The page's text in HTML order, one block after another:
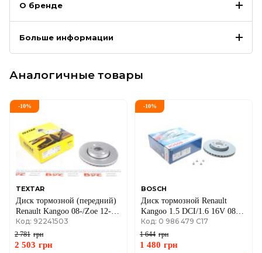
О бренде
Больше информации
Аналогичные товары
-10%
TEXTAR
Диск тормозной (передний)
Renault Kangoo 08-/Zoe 12-
(258x22) PRO
Код: 92241503
2 781 грн
2 503 грн
-10%
BOSCH
Диск тормозной Renault
Kangoo 1.5 DCI/1.6 16V 08-
(258x22)
Код: 0 986 479 C17
1 644 грн
1 480 грн